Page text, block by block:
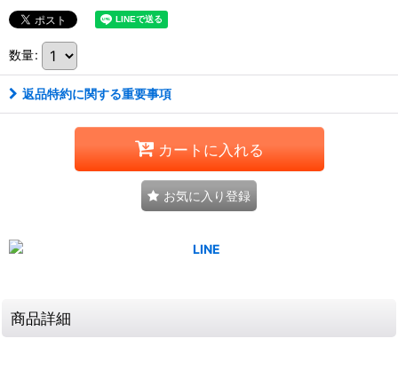
数量:
返品特約に関する重要事項
カートに入れる
お気に入り登録
商品詳細